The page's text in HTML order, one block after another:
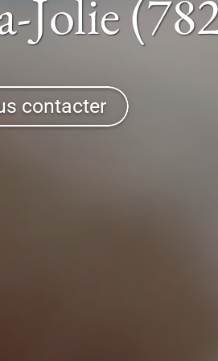
Jolie
contacter